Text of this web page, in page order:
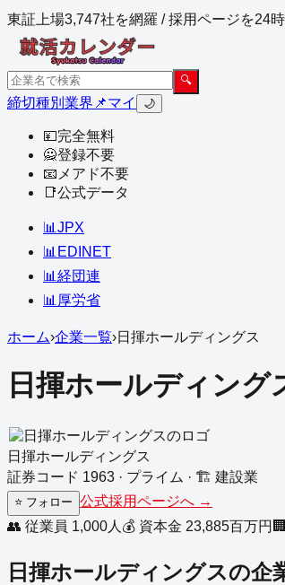
東証上場3,747社を網羅 / 採用ページを24
🔍
締切種別 業界 📌マイ 🌙
💴完全無料
🙅登録不要
📧 メアド不要
📑公式データ
📊 JPX
📊 EDINET
📊 経団連
📊 厚労省
ホーム›企業一覧›日揮ホールディングス
日揮ホールディング
日揮ホールディングス
証券コード 1963 · プライム · 🏗️ 建設業
⭐ フォロー 公式採用ページへ →
👥 従業員 1,000人 💰 資本金 23,885百万円 🏢
日揮ホールディングスの企